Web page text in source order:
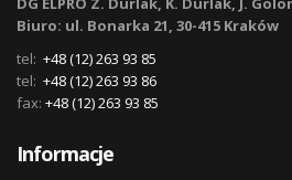
Biuro: ul. Bonarka 21, 30-415 Kraków
tel: +48 (12) 263 93 85
tel: +48 (12) 263 93 86
fax: +48 (12) 263 93 85
Informacje